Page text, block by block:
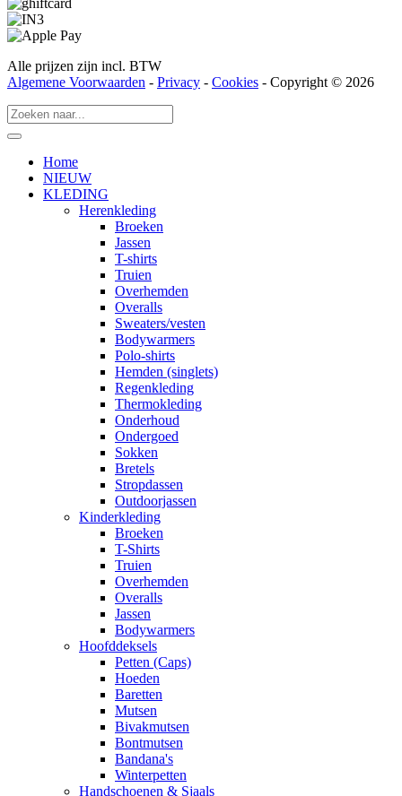
Alle prijzen zijn incl. BTW
Algemene Voorwaarden - Privacy - Cookies - Copyright © 2026
Home
NIEUW
KLEDING
Herenkleding
Broeken
Jassen
T-shirts
Truien
Overhemden
Overalls
Sweaters/vesten
Bodywarmers
Polo-shirts
Hemden (singlets)
Regenkleding
Thermokleding
Onderhoud
Ondergoed
Sokken
Bretels
Stropdassen
Outdoorjassen
Kinderkleding
Broeken
T-Shirts
Truien
Overhemden
Overalls
Jassen
Bodywarmers
Hoofddeksels
Petten (Caps)
Hoeden
Baretten
Mutsen
Bivakmutsen
Bontmutsen
Bandana's
Winterpetten
Handschoenen & Sjaals